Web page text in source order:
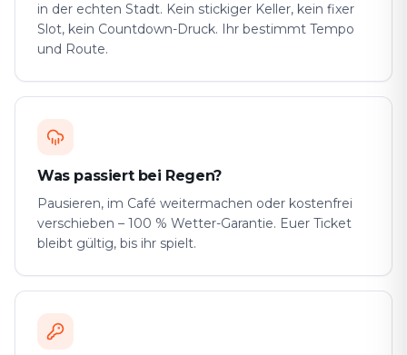
in der echten Stadt. Kein stickiger Keller, kein fixer
Slot, kein Countdown-Druck. Ihr bestimmt Tempo
und Route.
Was passiert bei Regen?
Pausieren, im Café weitermachen oder kostenfrei
verschieben – 100 % Wetter-Garantie. Euer Ticket
bleibt gültig, bis ihr spielt.